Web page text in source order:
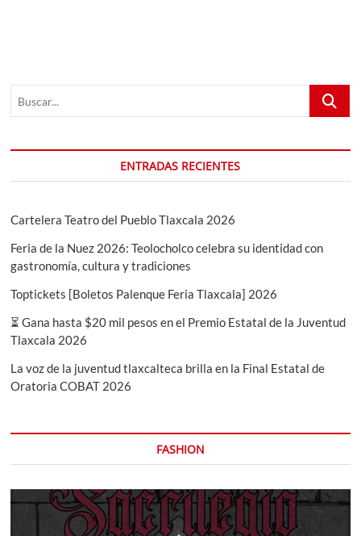
Buscar...
ENTRADAS RECIENTES
Cartelera Teatro del Pueblo Tlaxcala 2026
Feria de la Nuez 2026: Teolocholco celebra su identidad con
gastronomía, cultura y tradiciones
Toptickets [Boletos Palenque Feria Tlaxcala] 2026
⏳ Gana hasta $20 mil pesos en el Premio Estatal de la Juventud
Tlaxcala 2026
La voz de la juventud tlaxcalteca brilla en la Final Estatal de
Oratoria COBAT 2026
FASHION